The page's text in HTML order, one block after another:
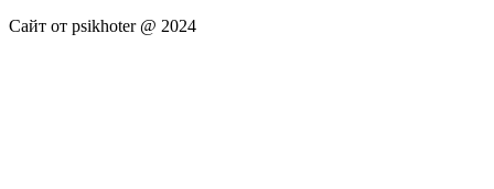
Сайт от psikhoter @ 2024